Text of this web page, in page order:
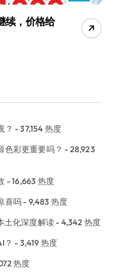
续，价格给
？ - 37,154 热度
色彩更重要吗？ - 28,923
- 16,663 热度
喜吗 - 9,483 热度
土化深度解读 - 4,342 热度
？ - 3,419 热度
热度